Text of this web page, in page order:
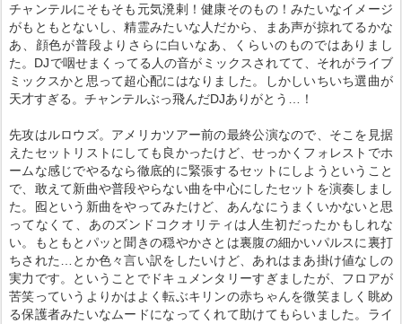
チャンテルにそもそも元気溌剌！健康そのもの！みたいなイメージ
がもともとないし、精霊みたいな人だから、まあ声が掠れてるかな
あ、顔色が普段よりさらに白いなあ、くらいのものではありまし
た。DJで咽せまくってる人の音がミックスされてて、それがライブ
ミックスかと思って超心配にはなりました。しかしいちいち選曲が
天才すぎる。チャンテルぶっ飛んだDJありがとう…！
先攻はルロウズ。アメリカツアー前の最終公演なので、そこを見据
えたセットリストにしても良かったけど、せっかくフォレストでホ
ームな感じでやるなら徹底的に緊張するセットにしようということ
で、敢えて新曲や普段やらない曲を中心にしたセットを演奏しまし
た。囮という新曲をやってみたけど、あんなにうまくいかないと思
ってなくて、あのズンドコクオリティは人生初だったかもしれな
い。もともとパッと聞きの穏やかさとは裏腹の細かいパルスに裏打
ちされた…とか色々言い訳をしたいけど、あれはまあ掛け値なしの
実力です。ということでドキュメンタリーすぎましたが、フロアが
苦笑っていうよりかはよく転ぶキリンの赤ちゃんを微笑ましく眺め
る保護者みたいなムードになってくれて助けてもらいました。ライ